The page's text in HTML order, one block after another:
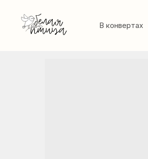
В конвертах